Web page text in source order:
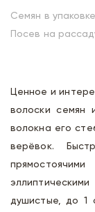
Семян в
Посев на
Ценное и
волоски семян
волокна его
верёвок.
душистые, до 1